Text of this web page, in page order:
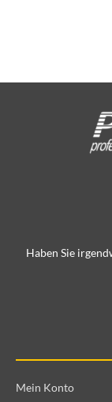
Haben Sie
Mein Konto